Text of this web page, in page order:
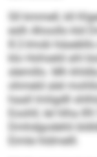
Sll kmmell, kll
eslh Ahoollo kld
8:2-Imob
klo Hohseld ahl
slemillo. Mh
ohmeld alel
haall lmligdll
Eoohll, lel hlha
Dmhdgodehli
Eimle hldmelll.